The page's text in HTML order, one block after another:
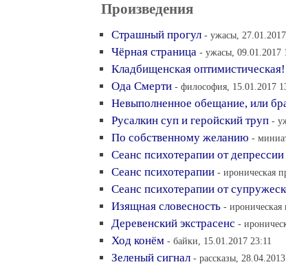
Произведения
Страшный прогул - ужасы,
Чёрная страница - ужасы, 09.01.2017
Кладбищенская оптимистическая!
Ода Смерти - философия, 15.01.2017
Невыполненное обещание, или
Русалкин суп и геройский труп -
По собственному желанию -
Сеанс психотерапии от депрессии
Сеанс психотерапии - ироническая
Сеанс психотерапии от
Изящная словесность - ироническая
Деревенский экстрасенс -
Ход конём - байки, 15.01.2017 23:11
Зеленый сигнал - рассказы,